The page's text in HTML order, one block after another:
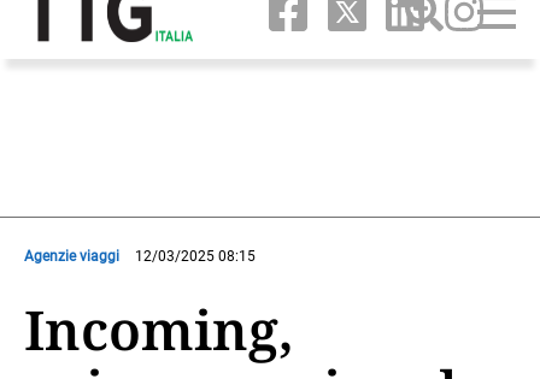
Agenzie viaggi 12/03/2025 08:15
Incoming,